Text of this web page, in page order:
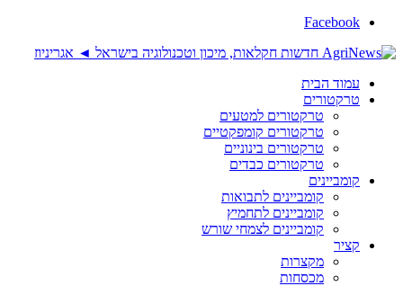
Facebook
עמוד הבית
טרקטורים
טרקטורים למטעים
טרקטורים קומפקטיים
טרקטורים בינוניים
טרקטורים כבדים
קומביינים
קומביינים לתבואות
קומביינים לתחמיץ
קומביינים לצמחי שורש
קציר
מקצרות
מכסחות